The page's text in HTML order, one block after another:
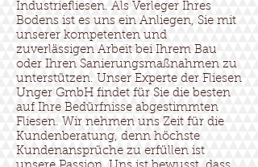
Industriefliesen. Als Verleger Ihres
Bodens ist es uns ein Anliegen, Sie mit
unserer kompetenten und
zuverlässigen Arbeit bei Ihrem Bau
oder Ihren Sanierungsmaßnahmen zu
unterstützen. Unser Experte der Fliesen
Unger GmbH findet für Sie die besten
auf Ihre Bedürfnisse abgestimmten
Fliesen. Wir nehmen uns Zeit für die
Kundenberatung, denn höchste
Kundenansprüche zu erfüllen ist